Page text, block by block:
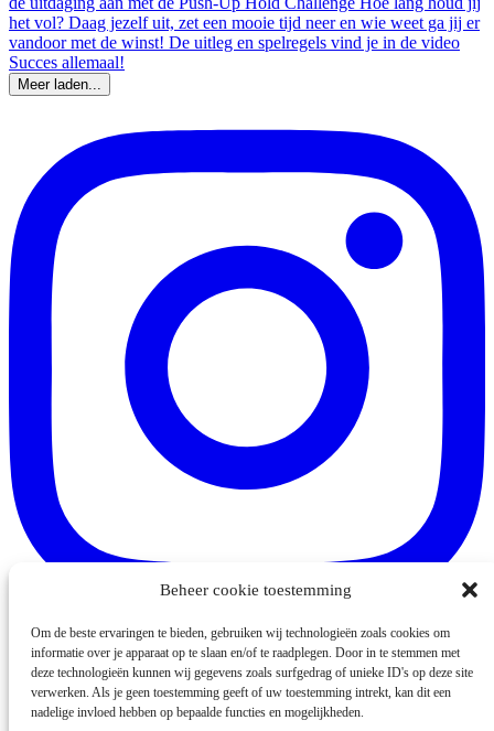
Beheer cookie toestemming
Om de beste ervaringen te bieden, gebruiken wij technologieën zoals cookies om
informatie over je apparaat op te slaan en/of te raadplegen. Door in te stemmen met
deze technologieën kunnen wij gegevens zoals surfgedrag of unieke ID's op deze site
verwerken. Als je geen toestemming geeft of uw toestemming intrekt, kan dit een
nadelige invloed hebben op bepaalde functies en mogelijkheden.
Meer laden...
Volg op Instagram
Onze websites